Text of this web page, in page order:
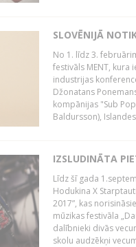
SLOVĒNIJĀ
No 1. līdz 3.
festivāls MENT, kura
industrijas
Džonatans
kompānijas "Sub
Baldursson),
IZSLUDINĀTA
Līdz šī gada
Hodukina X
2017”, kas
mūzikas festivāla
dalībnieki divās
skolu audzēkņi